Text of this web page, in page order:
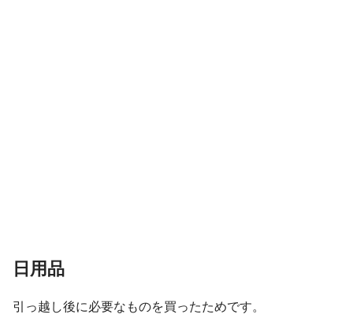
日用品
引っ越し後に必要なものを買ったためです。